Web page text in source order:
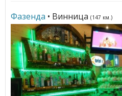
Фазенда • Винница (147 км.)